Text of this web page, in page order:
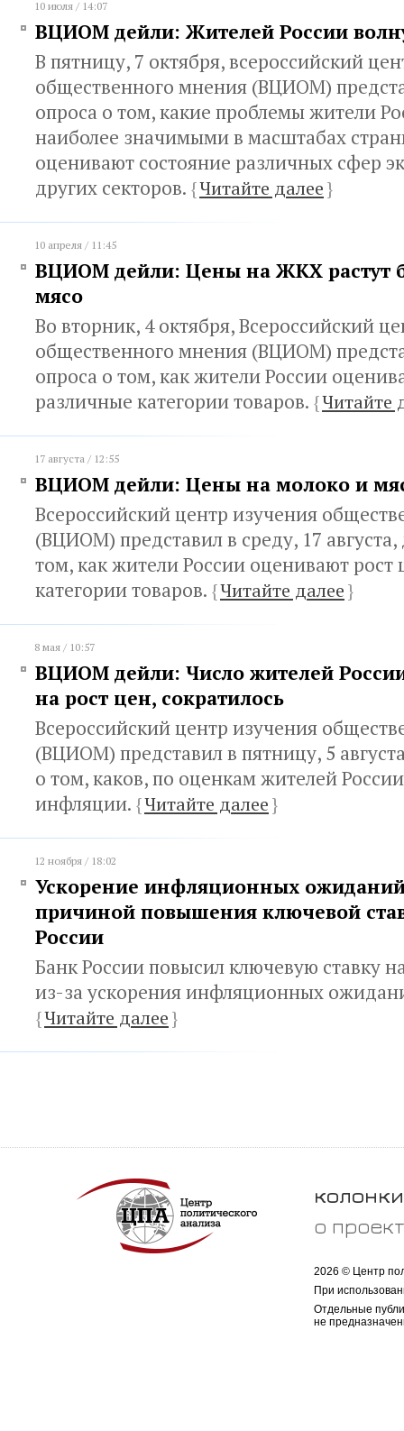
10 июля / 14:07
ВЦИОМ дейли: Жителей России
В пятницу, 7 октября, всероссийский
общественного мнения (ВЦИОМ)
опроса о том, какие проблемы жители
наиболее значимыми в масштабах
оценивают состояние различных сфер
других секторов. {Читайте далее}
10 апреля / 11:45
ВЦИОМ дейли: Цены на ЖКХ растут
мясо
Во вторник, 4 октября, Всероссийский
общественного мнения (ВЦИОМ)
опроса о том, как жители России
различные категории товаров. {Читайте
17 августа / 12:55
ВЦИОМ дейли: Цены на молоко и
Всероссийский центр изучения
(ВЦИОМ) представил в среду, 17
том, как жители России оценивают рост
категории товаров. {Читайте далее}
8 мая / 10:57
ВЦИОМ дейли: Число жителей
на рост цен, сократилось
Всероссийский центр изучения
(ВЦИОМ) представил в пятницу, 5
о том, каков, по оценкам жителей
инфляции. {Читайте далее}
12 ноября / 18:02
Ускорение инфляционных
причиной повышения ключевой
России
Банк России повысил ключевую ставку
из-за ускорения инфляционных
{Читайте далее}
колонки
о
2026 © Центр
При
Отдельные
не